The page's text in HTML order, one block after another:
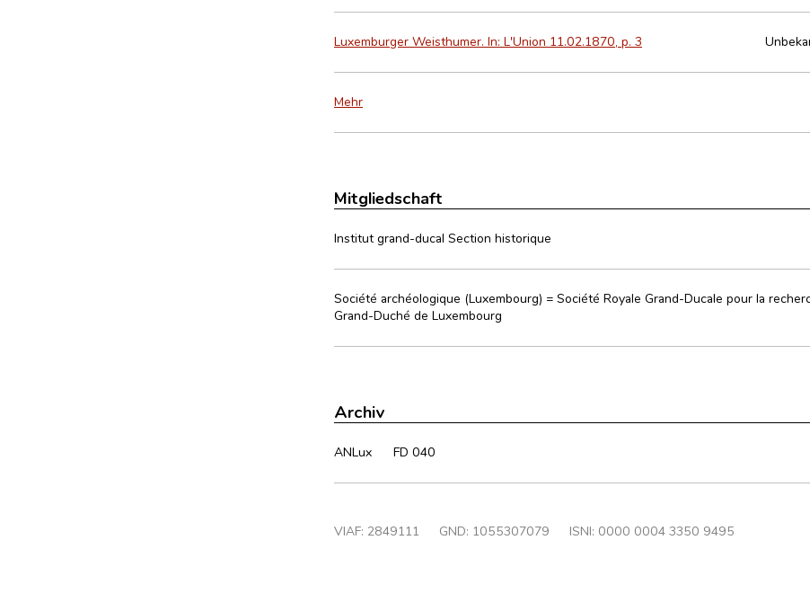
Luxemburger Weisthumer. In: L'Union 11.02.1870, p. 3
Mehr
Mitgliedschaft
Institut grand-ducal Section historique
Société archéologique (Luxembourg) = Société Royale Grand-Ducale pour la
Grand-Duché de Luxembourg
Archiv
ANLux FD 040
VIAF: 2849111 GND: 1055307079 ISNI: 0000 0004 3350 9495